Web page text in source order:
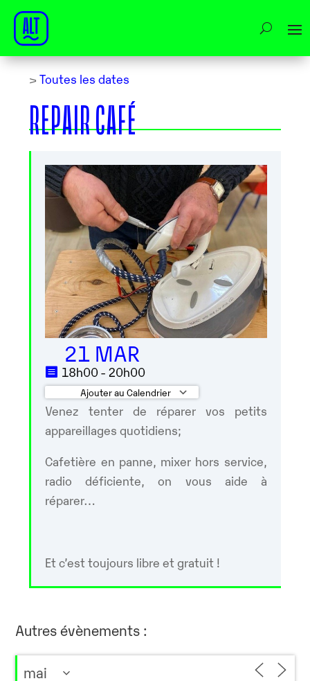
> Toutes les dates
REPAIR CAFÉ
21 MAR
18h00 - 20h00
Ajouter au Calendrier
Télécharger ICS Calendrier Google
Venez tenter de réparer vos petits
appareillages quotidiens;
Cafetière en panne, mixer hors service,
radio déficiente, on vous aide à
réparer…
Et c’est toujours libre et gratuit !
Autres évènements :